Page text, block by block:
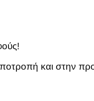
και στην